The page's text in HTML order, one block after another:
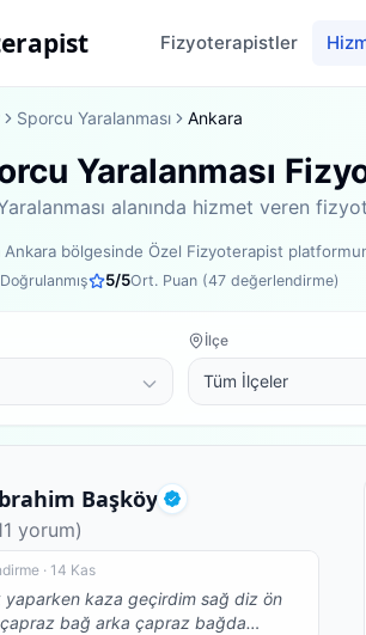
Fizyoterapistler
Sporcu Yaralanması Ankara
Yaralanması
alanında hizmet veren
Ankara bölgesinde Özel Fizyoterapist
Doğrulanmış 5/5Ort. Puan (47 değerlendirme)
İlçe
Başköy Doğrulanmış
yorum)
· 14 Kas
yaparken kaza geçirdim sağ diz ön
bağ arka çapraz bağda